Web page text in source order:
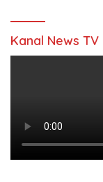
Kanal News TV